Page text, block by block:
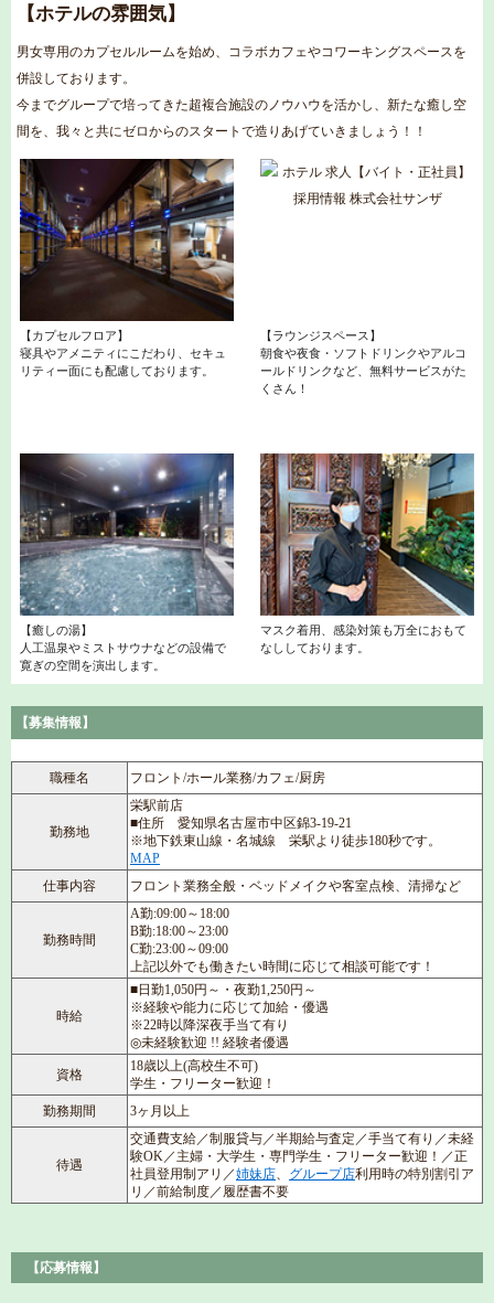
【ホテルの雰囲気】
男女専用のカプセルルームを始め、コラボカフェやコワーキングスペースを
併設しております。
今までグループで培ってきた超複合施設のノウハウを活かし、新たな癒し空
間を、我々と共にゼロからのスタートで造りあげていきましょう！！
【カプセルフロア】
寝具やアメニティにこだわり、セキュ
リティー面にも配慮しております。
【ラウンジスペース】
朝食や夜食・ソフトドリンクやアルコ
ールドリンクなど、無料サービスがた
くさん！
【癒しの湯】
人工温泉やミストサウナなどの設備で
寛ぎの空間を演出します。
マスク着用、感染対策も万全におもて
なししております。
【募集情報】
職種名 フロント/ホール業務/カフェ/厨房
勤務地
栄駅前店
■住所 愛知県名古屋市中区錦3-19-21
※地下鉄東山線・名城線 栄駅より徒歩180秒です。
MAP
仕事内容
フロント業務全般・ベッドメイクや客室点検、清掃など
勤務時間
A勤:09:00～18:00
B勤:18:00～23:00
C勤:23:00～09:00
上記以外でも働きたい時間に応じて相談可能です！
時給
■日勤1,050円～・夜勤1,250円～
※経験や能力に応じて加給・優遇
※22時以降深夜手当て有り
◎未経験歓迎 !! 経験者優遇
資格
18歳以上(高校生不可)
学生・フリーター歓迎！
勤務期間
3ヶ月以上
待遇
交通費支給／制服貸与／半期給与査定／手当て有り／未経
験OK／主婦・大学生・専門学生・フリーター歓迎！／正
社員登用制アリ／姉妹店、 グループ店利用時の特別割引ア
リ／前給制度／履歴書不要
【応募情報】